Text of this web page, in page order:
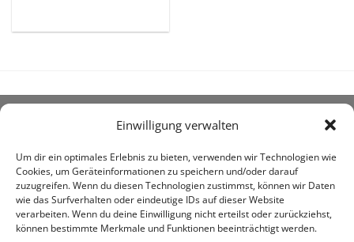
Einwilligung verwalten
Um dir ein optimales Erlebnis zu bieten, verwenden wir Technologien wie
Cookies, um Geräteinformationen zu speichern und/oder darauf
zuzugreifen. Wenn du diesen Technologien zustimmst, können wir Daten
wie das Surfverhalten oder eindeutige IDs auf dieser Website
verarbeiten. Wenn du deine Einwilligung nicht erteilst oder zurückziehst,
können bestimmte Merkmale und Funktionen beeinträchtigt werden.